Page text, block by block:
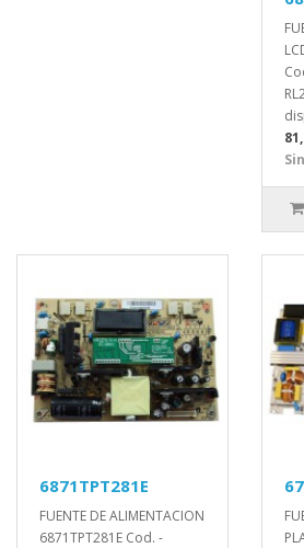
6871TPT281E
FUENTE DE ALIMENTACION
6871TPT281E Cod. -